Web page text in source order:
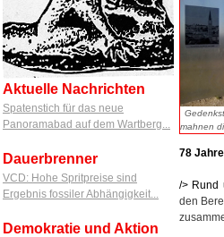
Aktuelle Nachrichten
Spatenstich für das neue
Panoramabad auf dem Wartberg...
Dauerbrenner
VCD: Hohe Spritpreise sind
Ergebnis fossiler Abhängigkeit...
Demokratie und Aktion
mahnen
78 Jahre
/> Rund
den